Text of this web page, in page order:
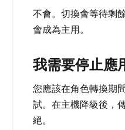
不會。切換會等待剩
會成為主用。
我需要停止應
您應該在角色轉換期
試。在主機降級後，
絕。